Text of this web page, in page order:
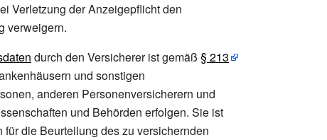
Verletzung der Anzeigepflicht den
verweigern.
durch den Versicherer ist gemäß § 213
und sonstigen
anderen Personenversicherern und
und Behörden erfolgen. Sie ist
die Beurteilung des zu versichernden